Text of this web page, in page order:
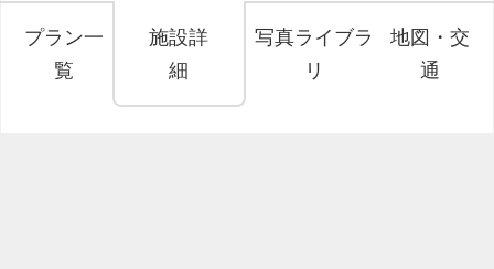
プラン一
覧
施設詳
細
写真ライブラ
リ
地図・交
通